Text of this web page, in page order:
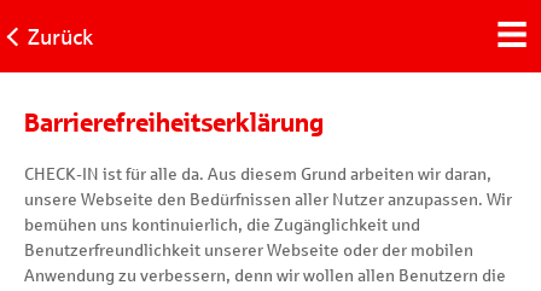
Zurück
Barrierefreiheitserklärung
CHECK-IN ist für alle da. Aus diesem Grund arbeiten wir daran,
unsere Webseite den Bedürfnissen aller Nutzer anzupassen. Wir
bemühen uns kontinuierlich, die Zugänglichkeit und
Benutzerfreundlichkeit unserer Webseite oder der mobilen
Anwendung zu verbessern, denn wir wollen allen Benutzern die